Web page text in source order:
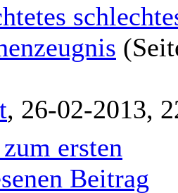
, 26-02-2013,